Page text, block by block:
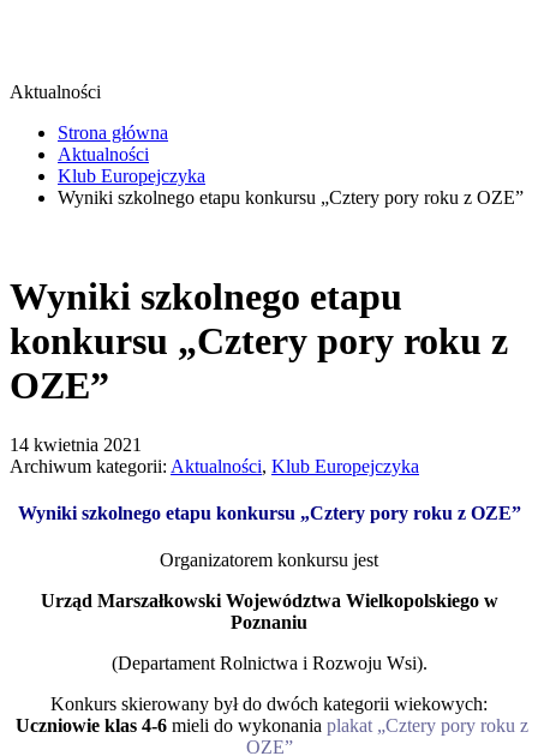
Aktualności
Strona główna
Aktualności
Klub Europejczyka
Wyniki szkolnego etapu konkursu „Cztery pory roku z OZE”
Wyniki szkolnego etapu
konkursu „Cztery pory roku z
OZE”
14 kwietnia 2021
Archiwum kategorii: Aktualności, Klub Europejczyka
Wyniki szkolnego etapu konkursu „Cztery pory roku z OZE”
Organizatorem konkursu jest
Urząd Marszałkowski Województwa Wielkopolskiego w
Poznaniu
(Departament Rolnictwa i Rozwoju Wsi).
Konkurs skierowany był do dwóch kategorii wiekowych:
Uczniowie klas 4-6mieli do wykonania plakat „Cztery pory roku z
OZE”